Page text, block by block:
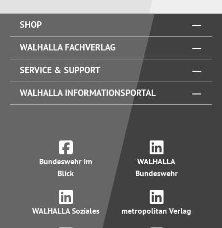
SHOP
WALHALLA FACHVERLAG
SERVICE & SUPPORT
WALHALLA INFORMATIONSPORTAL
Bundeswehr im
Blick
WALHALLA
Bundeswehr
WALHALLA Soziales metropolitan Verlag